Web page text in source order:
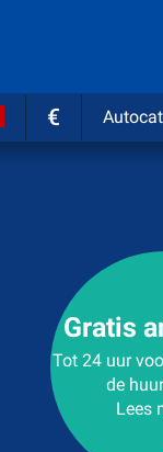
€
voor teruggave
Gratis
Tot 24 uur
de
Lees